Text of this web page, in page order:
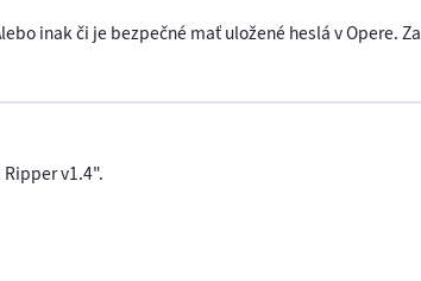
inak či je bezpečné mať uložené heslá v Opere. Za
v1.4".